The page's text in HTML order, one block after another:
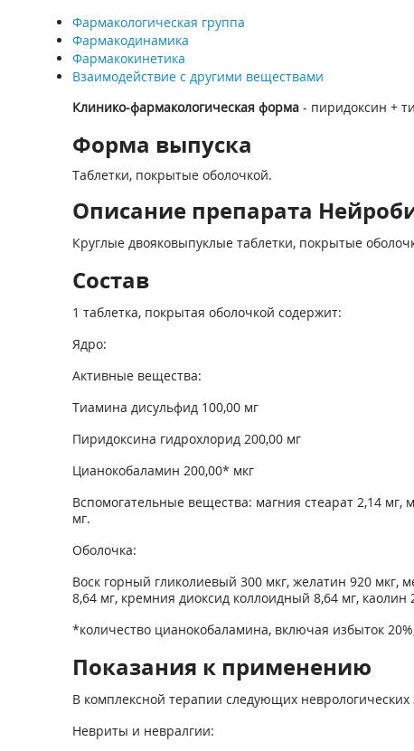
Фармакологическая группа
Фармакодинамика
Фармакокинетика
Взаимодействие с другими веществами
Клинико-фармакологическая форма- пиридоксин +
Форма выпуска
Таблетки, покрытые оболочкой.
Описание препарата
Круглые двояковыпуклые таблетки, покрытые
Состав
1 таблетка, покрытая оболочкой содержит:
Ядро:
Активные вещества:
Тиамина дисульфид 100,00 мг
Пиридоксина гидрохлорид 200,00 мг
Цианокобаламин 200,00* мкг
Вспомогательные вещества: магния стеарат 2,14 мг,
мг.
Оболочка:
Воск горный гликолиевый 300 мкг, желатин 920 мкг,
8,64 мг, кремния диоксид коллоидный 8,64 мг, каолин
*количество цианокобаламина, включая избыток
Показания к применению
В комплексной терапии следующих неврологических
Невриты и невралгии: